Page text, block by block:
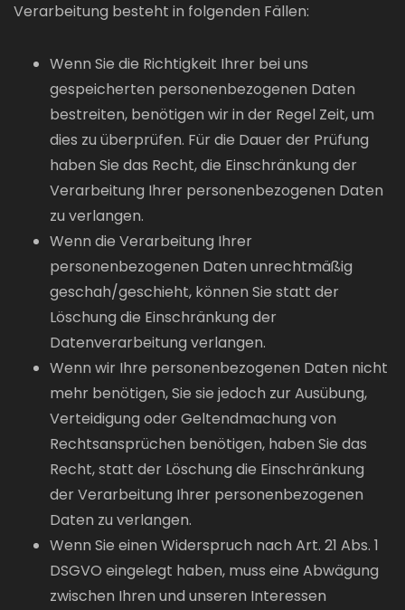
Verarbeitung besteht in folgenden Fällen:
Wenn Sie die Richtigkeit Ihrer bei uns
gespeicherten personenbezogenen Daten
bestreiten, benötigen wir in der Regel Zeit, um
dies zu überprüfen. Für die Dauer der Prüfung
haben Sie das Recht, die Einschränkung der
Verarbeitung Ihrer personenbezogenen Daten
zu verlangen.
Wenn die Verarbeitung Ihrer
personenbezogenen Daten unrechtmäßig
geschah/geschieht, können Sie statt der
Löschung die Einschränkung der
Datenverarbeitung verlangen.
Wenn wir Ihre personenbezogenen Daten nicht
mehr benötigen, Sie sie jedoch zur Ausübung,
Verteidigung oder Geltendmachung von
Rechtsansprüchen benötigen, haben Sie das
Recht, statt der Löschung die Einschränkung
der Verarbeitung Ihrer personenbezogenen
Daten zu verlangen.
Wenn Sie einen Widerspruch nach Art. 21 Abs. 1
DSGVO eingelegt haben, muss eine Abwägung
zwischen Ihren und unseren Interessen